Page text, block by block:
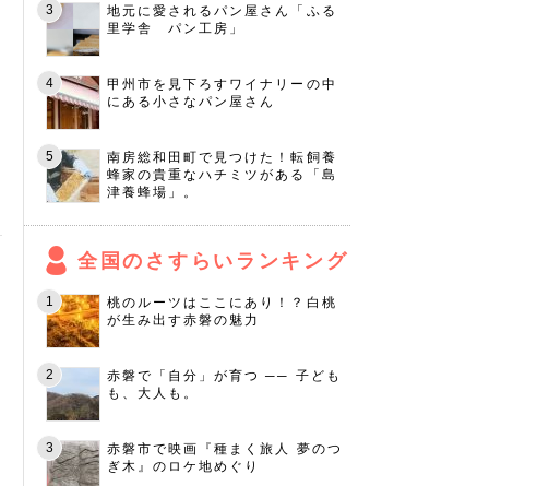
地元に愛されるパン屋さん「ふる
里学舎 パン工房」
甲州市を見下ろすワイナリーの中
にある小さなパン屋さん
南房総和田町で見つけた！転飼養
蜂家の貴重なハチミツがある「島
津養蜂場」。
全国のさすらいランキング
桃のルーツはここにあり！？白桃
が生み出す赤磐の魅力
赤磐で「自分」が育つ ── 子ども
も、大人も。
赤磐市で映画『種まく旅人 夢のつ
ぎ木』のロケ地めぐり